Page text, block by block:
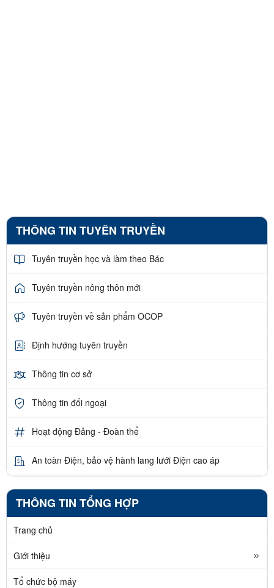
THÔNG TIN TUYÊN TRUYỀN
Tuyên truyền học và làm theo Bác
Tuyên truyền nông thôn mới
Tuyên truyền về sản phẩm OCOP
Định hướng tuyên truyền
Thông tin cơ sở
Thông tin đối ngoại
Hoạt động Đảng - Đoàn thể
An toàn Điện, bảo vệ hành lang lưới Điện cao áp
THÔNG TIN TỔNG HỢP
Trang chủ
Giới thiệu
Tổ chức bộ máy